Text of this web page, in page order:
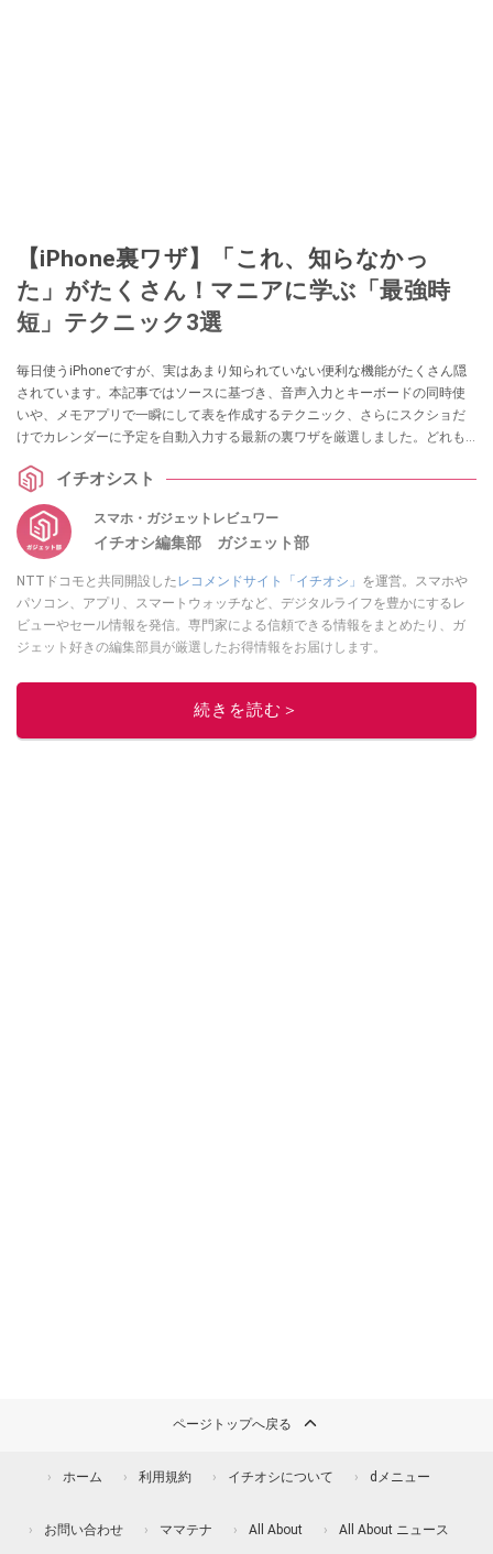
【iPhone裏ワザ】「これ、知らなかっ
た」がたくさん！マニアに学ぶ「最強時
短」テクニック3選
毎日使うiPhoneですが、実はあまり知られていない便利な機能がたくさん隠
されています。本記事ではソースに基づき、音声入力とキーボードの同時使
いや、メモアプリで一瞬にして表を作成するテクニック、さらにスクショだ
けでカレンダーに予定を自動入力する最新の裏ワザを厳選しました。どれも
い。
イチオシスト
スマホ・ガジェットレビュワー
イチオシ編集部 ガジェット部
NTTドコモと共同開設した レコメンドサイト「イチオシ」 を運営。スマホや
パソコン、アプリ、スマートウォッチなど、デジタルライフを豊かにするレ
ビューやセール情報を発信。専門家による信頼できる情報をまとめたり、ガ
ジェット好きの編集部員が厳選したお得情報をお届けします。
このイチオシストの他の記事を読む
続きを読む＞
ページトップへ戻る
ホーム 利用規約 イチオシについて dメニュー
お問い合わせ ママテナ All About All About ニュース